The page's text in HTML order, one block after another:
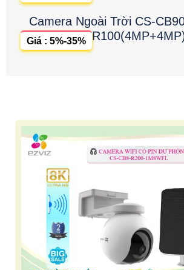
Camera Ngoài Trời CS-
Giá : 5%-35%